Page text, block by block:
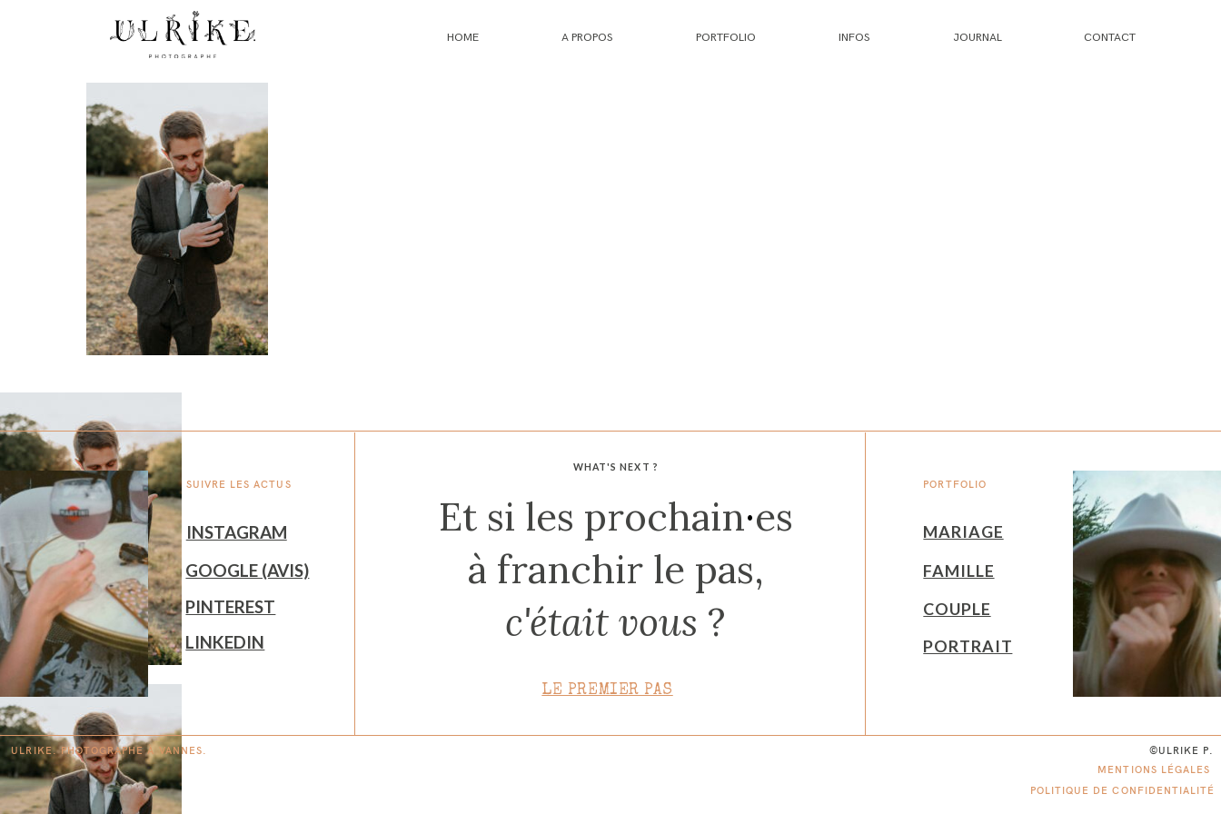
HOME A PROPOS PORTFOLIO INFOS JOURNAL CONTACT
WHAT'S NEXT ?
PORTFOLIO
SUIVRE LES ACTUS
Et si les prochain·es
à franchir le pas,
c'était vous ?
MARIAGE
INSTAGRAM
GOOGLE (AVIS)
FAMILLE
PINTEREST COUPLE
LINKEDIN PORTRAIT
LE PREMIER PAS
©ULRIKE P.
ULRIKE. PHOTOGRAPHE À VANNES.
MENTIONS LÉGALES
POLITIQUE DE CONFIDENTIALITÉ